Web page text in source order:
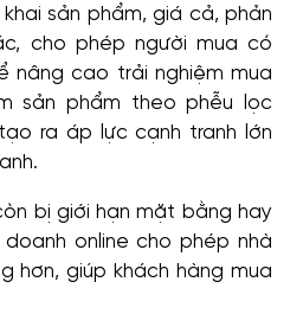
sản phẩm, giá cả, phản
cho phép người mua có
nâng cao trải nghiệm mua
sản phẩm theo phễu lọc
ra áp lực cạnh tranh lớn
bị giới hạn mặt bằng hay
doanh online cho phép nhà
hơn, giúp khách hàng mua